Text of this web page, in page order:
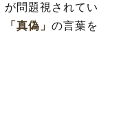
が問題視されてい
「真偽」の言葉を